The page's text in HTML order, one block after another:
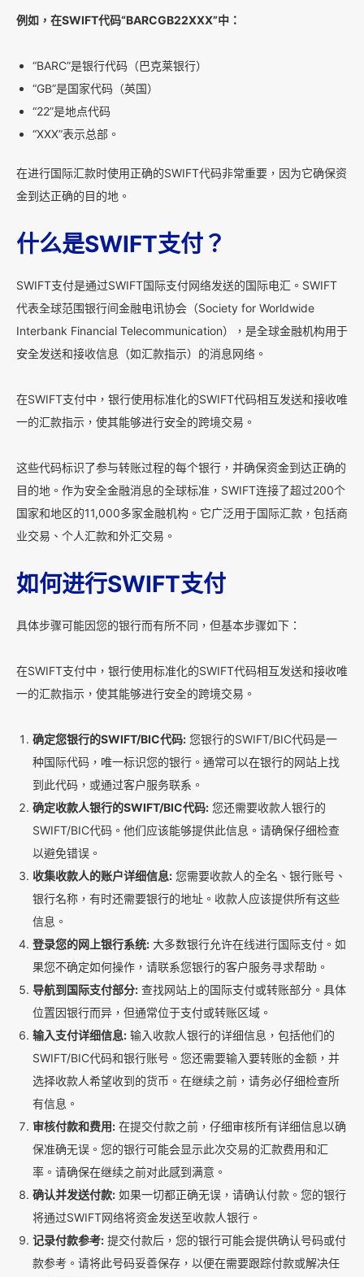
例如，在SWIFT代码“BARCGB22XXX”中：
“BARC”是银行代码（巴克莱银行）
“GB”是国家代码（英国）
“22”是地点代码
“XXX”表示总部。
在进行国际汇款时使用正确的SWIFT代码非常重要，因为它确保资
金到达正确的目的地。
什么是SWIFT支付？
SWIFT支付是通过SWIFT国际支付网络发送的国际电汇。SWIFT
代表全球范围银行间金融电讯协会（Society for Worldwide
Interbank Financial Telecommunication），是全球金融机构用于
安全发送和接收信息（如汇款指示）的消息网络。
在SWIFT支付中，银行使用标准化的SWIFT代码相互发送和接收唯
一的汇款指示，使其能够进行安全的跨境交易。
这些代码标识了参与转账过程的每个银行，并确保资金到达正确的
目的地。作为安全金融消息的全球标准，SWIFT连接了超过200个
国家和地区的11,000多家金融机构。它广泛用于国际汇款，包括商
业交易、个人汇款和外汇交易。
如何进行SWIFT支付
具体步骤可能因您的银行而有所不同，但基本步骤如下：
在SWIFT支付中，银行使用标准化的SWIFT代码相互发送和接收唯
一的汇款指示，使其能够进行安全的跨境交易。
确定您银行的SWIFT/BIC代码: 您银行的SWIFT/BIC代码是一
种国际代码，唯一标识您的银行。通常可以在银行的网站上找
到此代码，或通过客户服务联系。
确定收款人银行的SWIFT/BIC代码: 您还需要收款人银行的
SWIFT/BIC代码。他们应该能够提供此信息。请确保仔细检查
以避免错误。
收集收款人的账户详细信息: 您需要收款人的全名、银行账号、
银行名称，有时还需要银行的地址。收款人应该提供所有这些
信息。
登录您的网上银行系统: 大多数银行允许在线进行国际支付。如
果您不确定如何操作，请联系您银行的客户服务寻求帮助。
导航到国际支付部分: 查找网站上的国际支付或转账部分。具体
位置因银行而异，但通常位于支付或转账区域。
输入支付详细信息: 输入收款人银行的详细信息，包括他们的
SWIFT/BIC代码和银行账号。您还需要输入要转账的金额，并
选择收款人希望收到的货币。在继续之前，请务必仔细检查所
有信息。
审核付款和费用: 在提交付款之前，仔细审核所有详细信息以确
保准确无误。您的银行可能会显示此次交易的汇款费用和汇
率。请确保在继续之前对此感到满意。
确认并发送付款: 如果一切都正确无误，请确认付款。您的银行
将通过SWIFT网络将资金发送至收款人银行。
记录付款参考: 提交付款后，您的银行可能会提供确认号码或付
款参考。请将此号码妥善保存，以便在需要跟踪付款或解决任